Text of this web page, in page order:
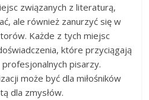
związanych z literaturą,
ale również zanurzyć się w
Każde z tych miejsc
które przyciągają
pisarzy.
może być dla miłośników
dla zmysłów.